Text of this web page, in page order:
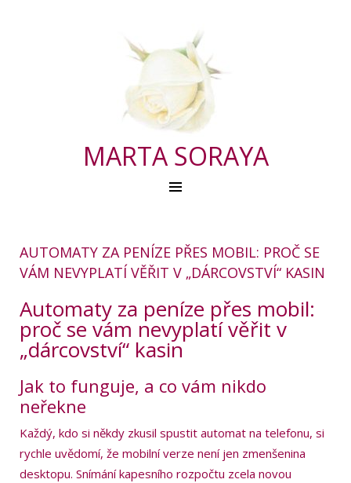
MARTA SORAYA
AUTOMATY ZA PENÍZE PŘES MOBIL: PROČ SE
VÁM NEVYPLATÍ VĚŘIT V „DÁRCOVSTVÍ“ KASIN
Automaty za peníze přes mobil:
proč se vám nevyplatí věřit v
„dárcovství“ kasin
Jak to funguje, a co vám nikdo
neřekne
Každý, kdo si někdy zkusil spustit automat na telefonu, si
rychle uvědomí, že mobilní verze není jen zmenšenina
desktopu. Snímání kapesního rozpočtu zcela novou